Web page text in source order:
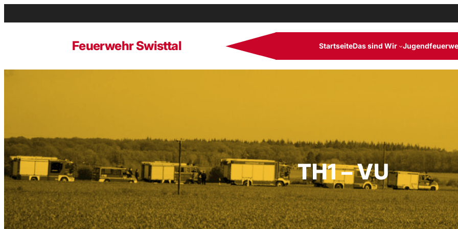
Inhalt
Feuerwehr Swisttal StartseiteDas sind Wir
TH1 – VU